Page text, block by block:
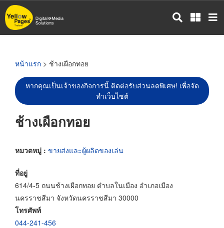
ข้าม
ไป
หน้าแรก > ช้างเผือกทอย
หากคุณเป็นเจ้าของกิจการนี้ ติดต่อรับส่วนลดพิเศษ! เพื่อจัด
ทำเว็บไซต์
ช้างเผือกทอย
หมวดหมู่ : ขายส่งและผู้ผลิตของเล่น
ที่อยู่
614/4-5 ถนนช้างเผือกทอย ตำบลในเมือง อำเภอเมือง
นครราชสีมา จังหวัดนครราชสีมา 30000
โทรศัพท์
044-241-456